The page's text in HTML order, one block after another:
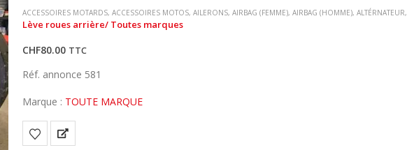
ACCESSOIRES MOTARDS, ACCESSOIRES MOTOS, AILERONS, AIRBAG (FEMME), AIRBAG (HOMME), ALTÉRNATEUR,
Lève roues arrière/ Toutes marques
CHF80.00 TTC
Réf. annonce 581
Marque : TOUTE MARQUE